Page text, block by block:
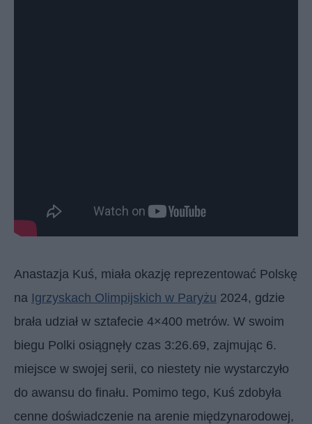
Anastazja Kuś, miała okazję reprezentować Polskę
na Igrzyskach Olimpijskich w Paryżu 2024, gdzie
brała udział w sztafecie 4×400 metrów. W swoim
biegu Polki osiągnęły czas 3:26.69, zajmując 6.
miejsce w swojej serii, co niestety nie wystarczyło
do awansu do finału​. Pomimo tego, Kuś zdobyła
cenne doświadczenie na arenie międzynarodowej,